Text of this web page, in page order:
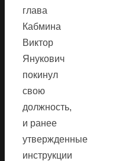
глава
Кабмина
Виктор
Янукович
покинул
свою
должность,
и ранее
утвержденные
инструкции